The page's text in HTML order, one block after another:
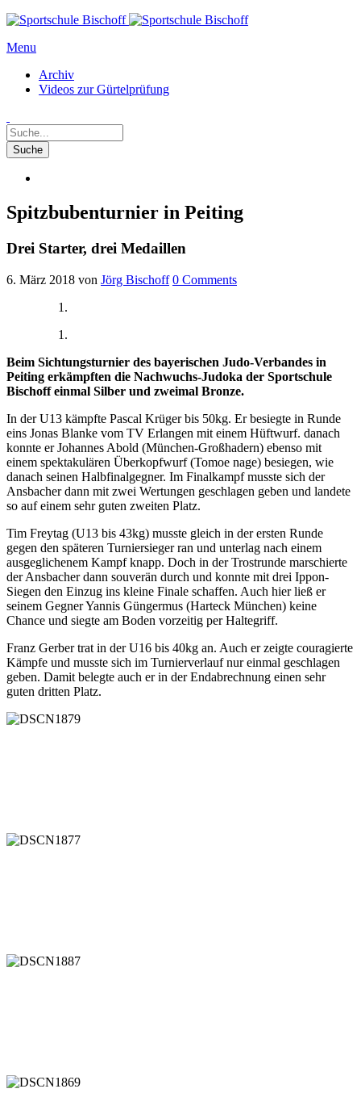
Menu
Archiv
Videos zur Gürtelprüfung
Spitzbubenturnier in Peiting
Drei Starter, drei Medaillen
6. März 2018 von Jörg Bischoff 0 Comments
Beim Sichtungsturnier des bayerischen Judo-Verbandes in
Peiting erkämpften die Nachwuchs-Judoka der Sportschule
Bischoff einmal Silber und zweimal Bronze.
In der U13 kämpfte Pascal Krüger bis 50kg. Er besiegte in Runde
eins Jonas Blanke vom TV Erlangen mit einem Hüftwurf. danach
konnte er Johannes Abold (München-Großhadern) ebenso mit
einem spektakulären Überkopfwurf (Tomoe nage) besiegen, wie
danach seinen Halbfinalgegner. Im Finalkampf musste sich der
Ansbacher dann mit zwei Wertungen geschlagen geben und landete
so auf einem sehr guten zweiten Platz.
Tim Freytag (U13 bis 43kg) musste gleich in der ersten Runde
gegen den späteren Turniersieger ran und unterlag nach einem
ausgeglichenem Kampf knapp. Doch in der Trostrunde marschierte
der Ansbacher dann souverän durch und konnte mit drei Ippon-
Siegen den Einzug ins kleine Finale schaffen. Auch hier ließ er
seinem Gegner Yannis Güngermus (Harteck München) keine
Chance und siegte am Boden vorzeitig per Haltegriff.
Franz Gerber trat in der U16 bis 40kg an. Auch er zeigte couragierte
Kämpfe und musste sich im Turnierverlauf nur einmal geschlagen
geben. Damit belegte auch er in der Endabrechnung einen sehr
guten dritten Platz.